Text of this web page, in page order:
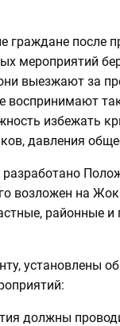
граждане после
мероприятий
выезжают за
воспринимают
избежать
давления
возложен на
районные и
установлены
должны